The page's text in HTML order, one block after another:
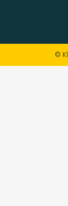
©